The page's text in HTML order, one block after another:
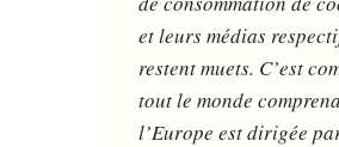
et leurs médias
restent muets. C’est
tout le monde
l’Europe est dirigée